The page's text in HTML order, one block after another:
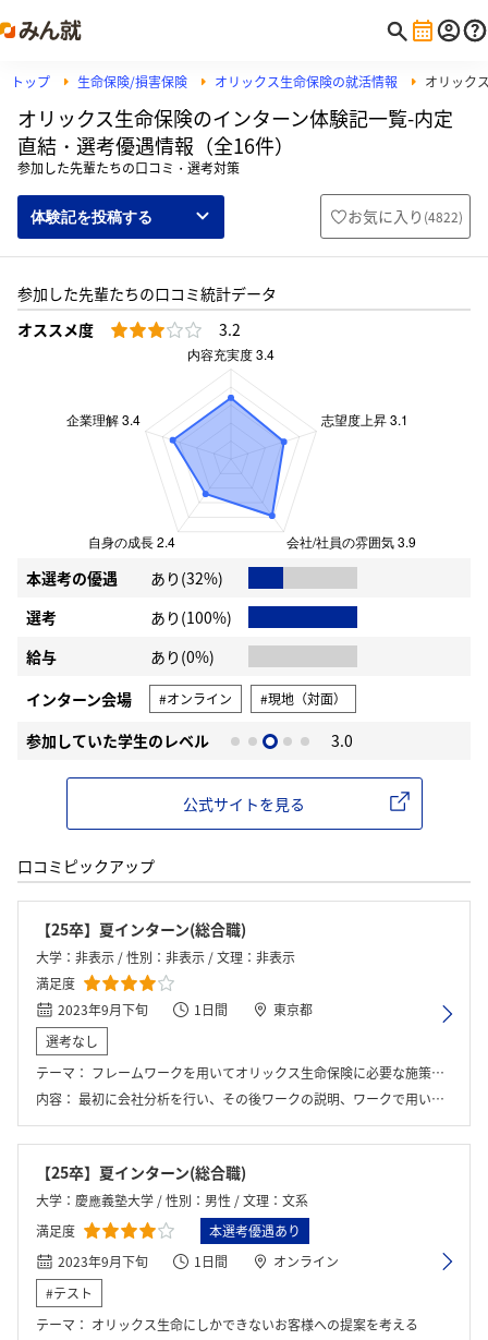
トップ 生命保険/損害保険 オリックス生命保険の就活情報 オリック
オリックス生命保険のインターン体験記一覧-内定
直結・選考優遇情報（全16件）
参加した先輩たちの口コミ・選考対策
体験記を投稿する お気に入り (4822)
参加した先輩たちの口コミ統計データ
オススメ度
3.2
本選考の優遇
あり(32%)
選考
あり(100%)
給与
あり(0%)
インターン会場
#オンライン #現地（対面）
参加していた学生のレベル 3.0
公式サイトを見る
口コミピックアップ
【25卒】夏インターン(総合職)
大学：非表示 / 性別：非表示 / 文理：非表示
満足度
2023年9月下旬
1日間
東京都
選考なし
テーマ： フレームワークを用いてオリックス生命保険に必要な施策を考える
内容： 最初に会社分析を行い、その後ワークの説明、ワークで用いるSWOT分析の説明がされてグループワークを行いました。
【25卒】夏インターン(総合職)
大学：慶應義塾大学 / 性別：男性 / 文理：文系
満足度
本選考優遇あり
2023年9月下旬
1日間
オンライン
#テスト
テーマ： オリックス生命にしかできないお客様への提案を考える